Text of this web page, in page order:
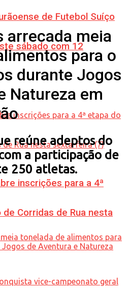
de Futebol Suíço
sábado com 12
inscrições para a 4ª
Corridas de Rua nesta
arrecada meia
para o
durante Jogos
Natureza em
reúne adeptos do
a participação de
250 atletas.